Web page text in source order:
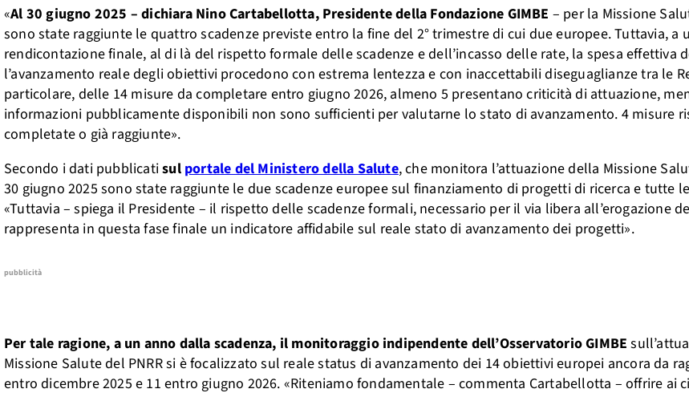
«Al 30 giugno 2025 – dichiara Nino Cartabellotta, Presidente della Fondazione GIMBE – per la Missione
sono state raggiunte le quattro scadenze previste entro la fine del 2° trimestre di cui due europee. Tuttavia, a
rendicontazione finale, al di là del rispetto formale delle scadenze e dell’incasso delle rate, la spesa effettiva
l’avanzamento reale degli obiettivi procedono con estrema lentezza e con inaccettabili diseguaglianze tra le
particolare, delle 14 misure da completare entro giugno 2026, almeno 5 presentano criticità di attuazione,
informazioni pubblicamente disponibili non sono sufficienti per valutarne lo stato di avanzamento. 4 misure
completate o già raggiunte».
Secondo i dati pubblicatisul portale del Ministero della Salute, che monitora l’attuazione della Missione
30 giugno 2025 sono state raggiunte le due scadenze europee sul finanziamento di progetti di ricerca e tutte
«Tuttavia – spiega il Presidente – il rispetto delle scadenze formali, necessario per il via libera all’erogazione
rappresenta in questa fase finale un indicatore affidabile sul reale stato di avanzamento dei progetti».
pubblicità
Per tale ragione, a un anno dalla scadenza, il monitoraggio indipendente dell’Osservatorio GIMBE
Missione Salute del PNRR si è focalizzato sul reale status di avanzamento dei 14 obiettivi europei ancora da
entro dicembre 2025 e 11 entro giugno 2026. «Riteniamo fondamentale – commenta Cartabellotta – offrire ai